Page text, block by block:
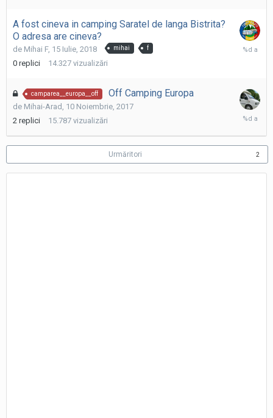
A fost cineva in camping Saratel de langa Bistrita?
O adresa are cineva?
de Mihai F, 15 Iulie, 2018 mihai f
0 replici 14.327 vizualizări
15
camparea__europa__off Off Camping Europa
de Mihai-Arad , 10 Noiembrie, 2017
2 replici 15.787 vizualizări
11
2017
Urmăritori 2